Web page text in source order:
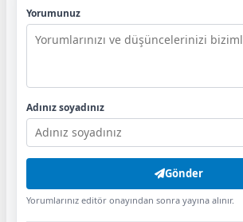
Yorumunuz
Adınız soyadınız
Gönder
Yorumlarınız editör onayından sonra yayına alınır.